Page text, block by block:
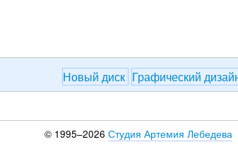
Новый диск Графический
© 1995–2026 Студия Артемия Лебедева